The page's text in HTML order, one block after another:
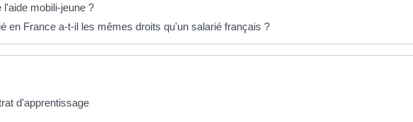
mobili-jeune ?
en France a-t-il les mêmes droits qu'un salarié français ?
d'apprentissage